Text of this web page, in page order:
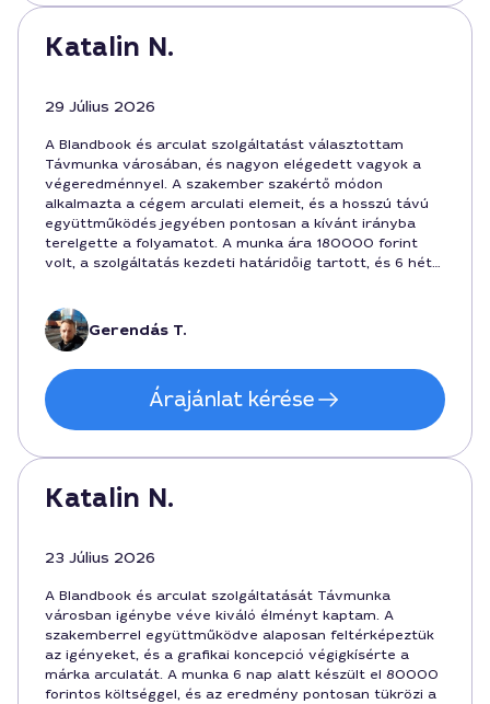
Katalin N.
29 Július 2026
A Blandbook és arculat szolgáltatást választottam
Távmunka városában, és nagyon elégedett vagyok a
végeredménnyel. A szakember szakértő módon
alkalmazta a cégem arculati elemeit, és a hosszú távú
együttműködés jegyében pontosan a kívánt irányba
terelgette a folyamatot. A munka ára 180000 forint
volt, a szolgáltatás kezdeti határidőig tartott, és 6 hét
Gerendás T.
Árajánlat kérése
Katalin N.
23 Július 2026
A Blandbook és arculat szolgáltatását Távmunka
városban igénybe véve kiváló élményt kaptam. A
szakemberrel együttműködve alaposan feltérképeztük
az igényeket, és a grafikai koncepció végigkísérte a
márka arculatát. A munka 6 nap alatt készült el 80000
forintos költséggel, és az eredmény pontosan tükrözi a